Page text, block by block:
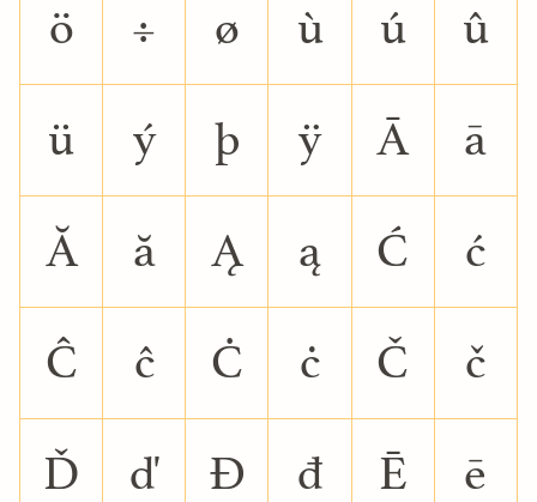
ö ÷ ø ù ú û
ü ý þ ÿ Ā ā
Ă ă Ą ą Ć ć
Ĉ ĉ Ċ ċ Č č
Ď ď Đ đ Ē ē